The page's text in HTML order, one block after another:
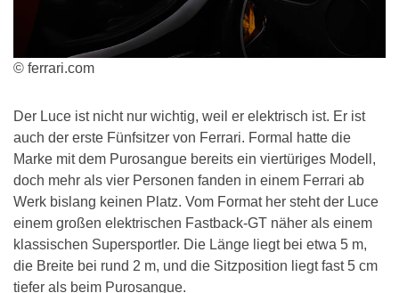
© ferrari.com
Der Luce ist nicht nur wichtig, weil er elektrisch ist. Er ist
auch der erste Fünfsitzer von Ferrari. Formal hatte die
Marke mit dem Purosangue bereits ein viertüriges Modell,
doch mehr als vier Personen fanden in einem Ferrari ab
Werk bislang keinen Platz. Vom Format her steht der Luce
einem großen elektrischen Fastback-GT näher als einem
klassischen Supersportler. Die Länge liegt bei etwa 5 m,
die Breite bei rund 2 m, und die Sitzposition liegt fast 5 cm
tiefer als beim Purosangue.